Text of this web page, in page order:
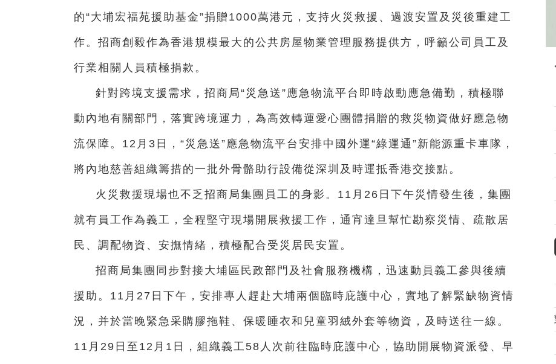
的“大埔宏福苑援助基金”捐贈1000萬港元，支持火災救援、過渡安置及災後重建工
作。招商創毅作為香港規模最大的公共房屋物業管理服務提供方，呼籲公司員工及
行業相關人員積極捐款。
針對跨境支援需求，招商局“災急送”應急物流平台即時啟動應急備勤，積極聯
動內地有關部門，落實跨境運力，為高效轉運愛心團體捐贈的救災物資做好應急物
流保障。12月3日，“災急送”應急物流平台安排中國外運“綠運通”新能源重卡車隊，
將內地慈善組織籌措的一批外骨骼助行設備從深圳及時運抵香港交接點。
火災救援現場也不乏招商局集團員工的身影。11月26日下午災情發生後，集團
就有員工作為義工，全程堅守現場開展救援工作，通宵達旦幫忙勘察災情、疏散居
民、調配物資、安撫情緒，積極配合受災居民安置。
招商局集團同步對接大埔區民政部門及社會服務機構，迅速動員義工參與後續
援助。11月27日下午，安排專人趕赴大埔兩個臨時庇護中心，實地了解緊缺物資情
況，并於當晚緊急采購膠拖鞋、保暖睡衣和兒童羽絨外套等物資，及時送往一線。
11月29日至12月1日，組織義工58人次前往臨時庇護中心，協助開展物資派發、早